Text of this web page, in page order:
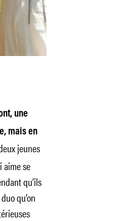
une
mais en
jeunes
se
qu’ils
qu’on